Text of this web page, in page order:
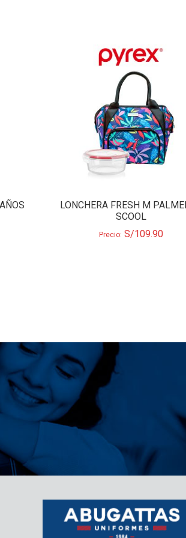
LONCHERA FRESH M
SCOOL
Precio: S/109.90